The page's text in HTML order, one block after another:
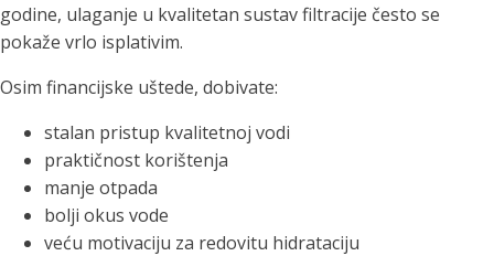
godine, ulaganje u kvalitetan sustav filtracije često se
pokaže vrlo isplativim.
Osim financijske uštede, dobivate:
stalan pristup kvalitetnoj vodi
praktičnost korištenja
manje otpada
bolji okus vode
veću motivaciju za redovitu hidrataciju